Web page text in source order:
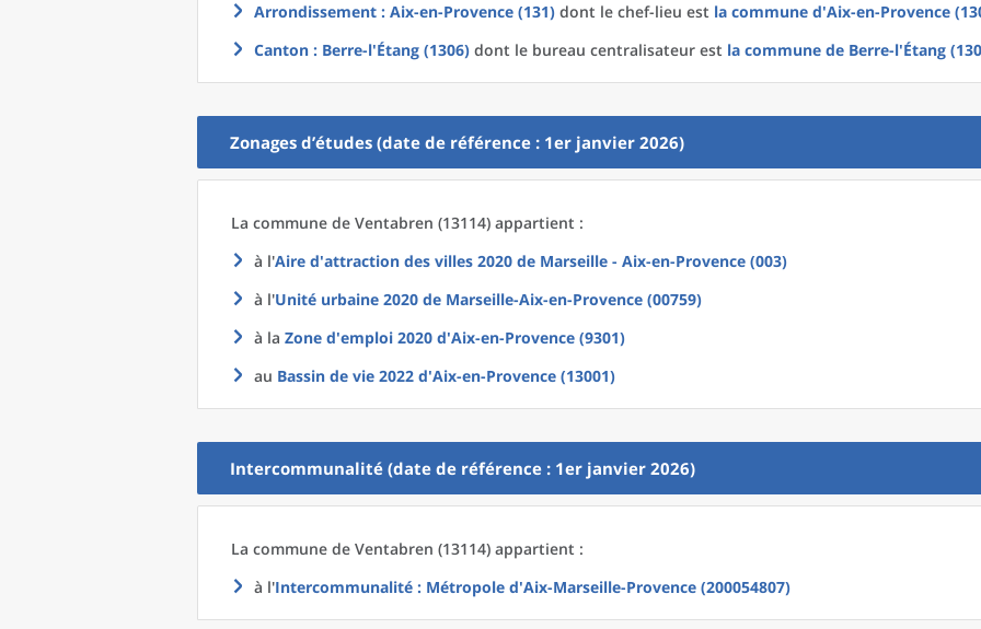
Arrondissement : Aix-en-Provence (131) dont le chef-lieu est la commune d'Aix-en-Provence
Canton : Berre-l'Étang (1306) dont le bureau centralisateur est la commune de Berre-l'Étang
Zonages d’études (date de référence : 1er janvier 2026)
La commune de Ventabren (13114) appartient :
à l'Aire d'attraction des villes 2020 de Marseille - Aix-en-Provence (003)
à l'Unité urbaine 2020 de Marseille-Aix-en-Provence (00759)
à la Zone d'emploi 2020 d'Aix-en-Provence (9301)
au Bassin de vie 2022 d'Aix-en-Provence (13001)
Intercommunalité (date de référence : 1er janvier 2026)
La commune de Ventabren (13114) appartient :
à l'Intercommunalité : Métropole d'Aix-Marseille-Provence (200054807)